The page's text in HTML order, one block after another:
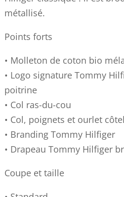
métallisé.
Points forts
• Molleton de coton bio
• Logo signature Tommy
poitrine
• Col ras-du-cou
• Col, poignets et ourlet
• Branding Tommy Hilfiger
• Drapeau Tommy Hilfiger
Coupe et taille